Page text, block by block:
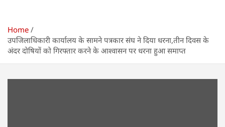
Home
उपजिलाधिकारी कार्यालय के सामने पत्रकार संघ ने दिया धरना,तीन दिवस के
अंदर दोषियों को गिरफ्तार करने के आश्वासन पर धरना हुआ समाप्त